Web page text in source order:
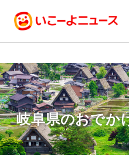
岐阜県のおでか